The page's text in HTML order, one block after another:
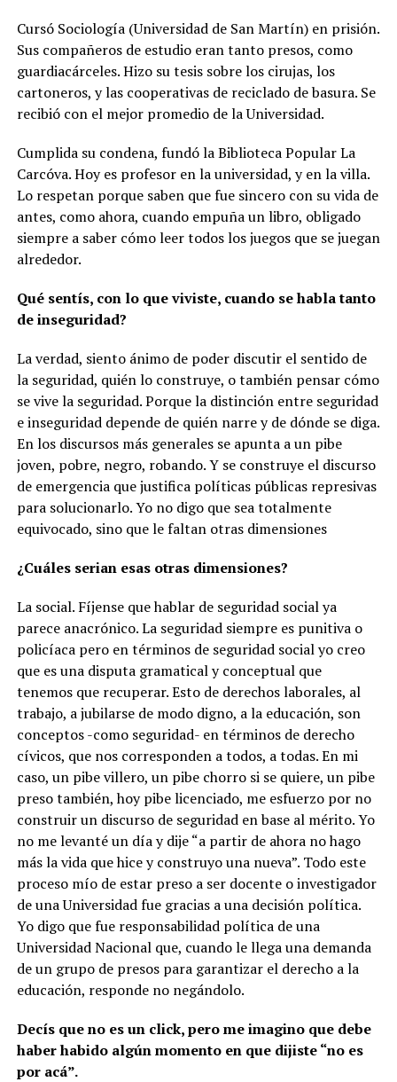
Cursó Sociología (Universidad de San Martín) en prisión.
Sus compañeros de estudio eran tanto presos, como
guardiacárceles. Hizo su tesis sobre los cirujas, los
cartoneros, y las cooperativas de reciclado de basura. Se
recibió con el mejor promedio de la Universidad.
Cumplida su condena, fundó la Biblioteca Popular La
Carcóva. Hoy es profesor en la universidad, y en la villa.
Lo respetan porque saben que fue sincero con su vida de
antes, como ahora, cuando empuña un libro, obligado
siempre a saber cómo leer todos los juegos que se juegan
alrededor.
Qué sentís, con lo que viviste, cuando se habla tanto
de inseguridad?
La verdad, siento ánimo de poder discutir el sentido de
la seguridad, quién lo construye, o también pensar cómo
se vive la seguridad. Porque la distinción entre seguridad
e inseguridad depende de quién narre y de dónde se diga.
En los discursos más generales se apunta a un pibe
joven, pobre, negro, robando. Y se construye el discurso
de emergencia que justifica políticas públicas represivas
para solucionarlo. Yo no digo que sea totalmente
equivocado, sino que le faltan otras dimensiones
¿Cuáles serian esas otras dimensiones?
La social. Fíjense que hablar de seguridad social ya
parece anacrónico. La seguridad siempre es punitiva o
policíaca pero en términos de seguridad social yo creo
que es una disputa gramatical y conceptual que
tenemos que recuperar. Esto de derechos laborales, al
trabajo, a jubilarse de modo digno, a la educación, son
conceptos -como seguridad- en términos de derecho
cívicos, que nos corresponden a todos, a todas. En mi
caso, un pibe villero, un pibe chorro si se quiere, un pibe
preso también, hoy pibe licenciado, me esfuerzo por no
construir un discurso de seguridad en base al mérito. Yo
no me levanté un día y dije “a partir de ahora no hago
más la vida que hice y construyo una nueva”. Todo este
proceso mío de estar preso a ser docente o investigador
de una Universidad fue gracias a una decisión política.
Yo digo que fue responsabilidad política de una
Universidad Nacional que, cuando le llega una demanda
de un grupo de presos para garantizar el derecho a la
educación, responde no negándolo.
Decís que no es un click, pero me imagino que debe
haber habido algún momento en que dijiste “no es
por acá”.